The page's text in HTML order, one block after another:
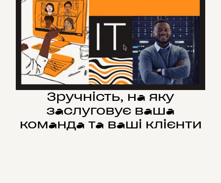
Зручність, на яку
заслуговує ваша
команда та ваші клієнти